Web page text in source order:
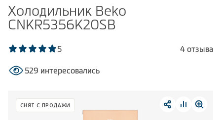
Холодильники и морозильники
Стиральные и сушильные машины
Посудомоечные машины
Плиты
Малая бытовая техника
Холодильник Beko
CNKR5356K20SB
5 4 отзыва
529 интересовались
СНЯТ С ПРОДАЖИ